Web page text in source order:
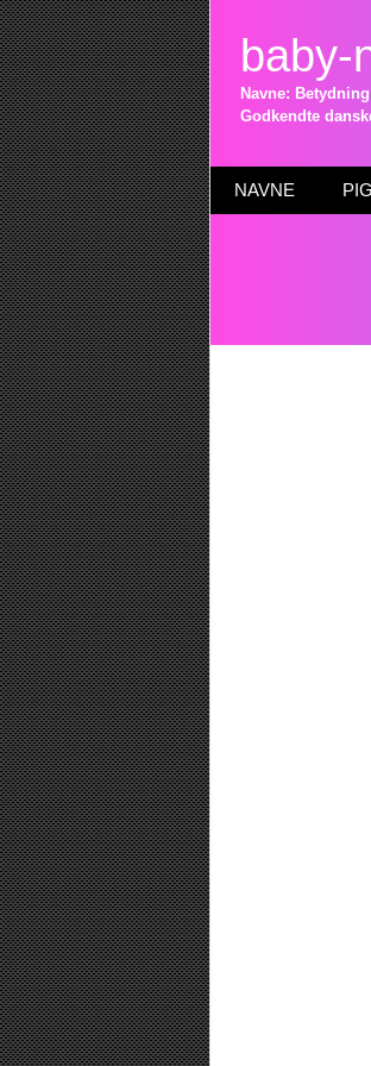
baby-
Navne:
Godkendte
NAVNE